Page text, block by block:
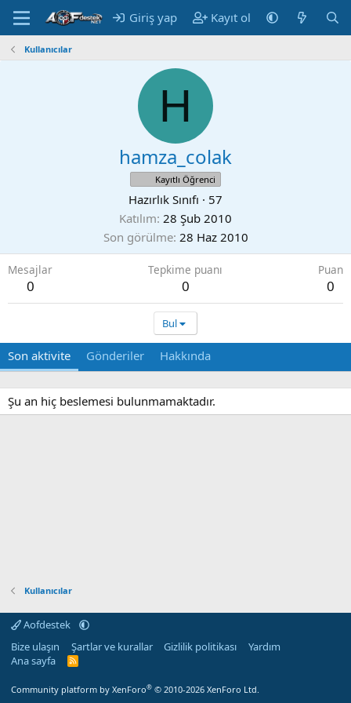
Giriş yap Kayıt ol
Kullanıcılar
H
hamza_colak
Kayıtlı Öğrenci
Hazırlık Sınıfı · 57
Katılım 28 Şub 2010
Son görülme 28 Haz 2010
Mesajlar
0
Tepkime puanı
0
Puan
0
Bul
Son aktivite Gönderiler Hakkında
Şu an hiç beslemesi bulunmamaktadır.
Kullanıcılar
Aofdestek
Bize ulaşın
Şartlar ve kurallar Gizlilik politikası
Yardım
Ana sayfa
R
Community platform by XenForo® © 2010-2026 XenForo Ltd.